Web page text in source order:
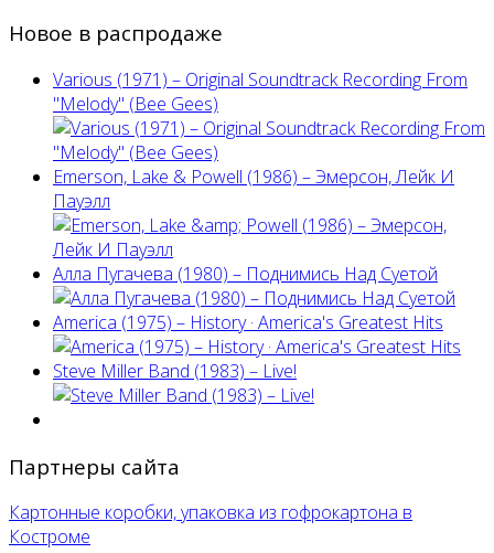
Новое в распродаже
Various (1971) – Original Soundtrack Recording From
"Melody" (Bee Gees)
Emerson, Lake & Powell (1986) ‎– Эмерсон, Лейк И
Пауэлл
Алла Пугачева (1980) – Поднимись Над Суетой
America (1975) ‎– History · America's Greatest Hits
Steve Miller Band ‎(1983) – Live!
Партнеры сайта
Картонные коробки, упаковка из гофрокартона в
Костроме